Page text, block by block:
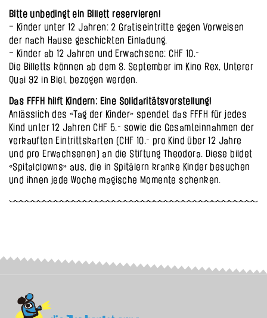
Bitte unbedingt ein Billett reservieren!
– Kinder unter 12 Jahren: 2 Gratiseintritte gegen Vorweisen
der nach Hause geschickten Einladung.
– Kinder ab 12 Jahren und Erwachsene: CHF 10.-
Die Billetts können ab dem 8. September im Kino Rex, Unterer
Quai 92 in Biel, bezogen werden.
Das FFFH hilft Kindern: Eine Solidaritätsvorstellung!
Anlässlich des «Tag der Kinder» spendet das FFFH für jedes
Kind unter 12 Jahren CHF 5.- sowie die Gesamteinnahmen der
verkauften Eintrittskarten (CHF 10.- pro Kind über 12 Jahre
und pro Erwachsenen) an die Stiftung Theodora. Diese bildet
«Spitalclowns» aus, die in Spitälern kranke Kinder besuchen
und ihnen jede Woche magische Momente schenken.